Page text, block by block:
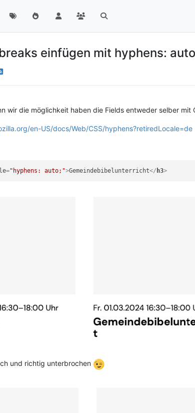
einfügen mit hyphens:
wir die möglichkeit haben die Fields entweder selber
en-US/docs/Web/CSS/hyphens?retiredLocale=de
="hyphens: auto;">Gemeindebibelunterricht</ h3>
und richtig unterbrochen